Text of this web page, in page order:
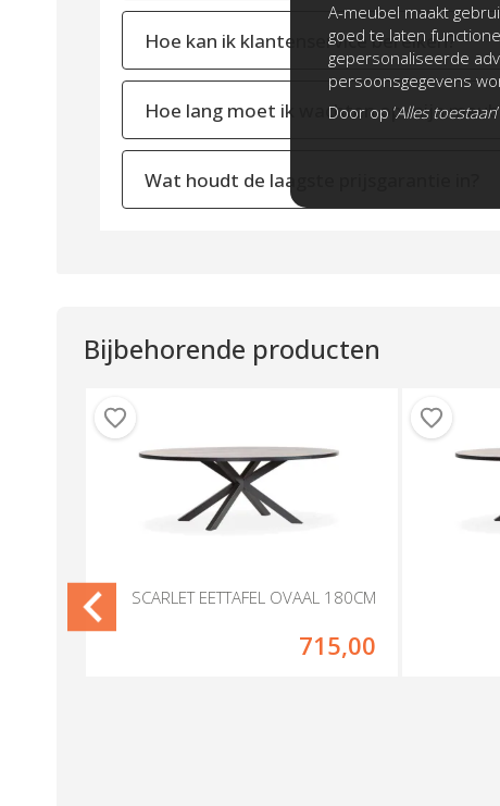
Hoe kan ik klantenservice bereiken?
Hoe lang moet ik wachten op mijn
Wat houdt de laagste prijsgarantie in?
Bijbehorende producten
SCARLET EETTAFEL OVAAL 180CM
715,00
A-meubel maakt
goed te laten
gepersonaliseerde
persoonsgegevens
Door op ‘Alles toestaan